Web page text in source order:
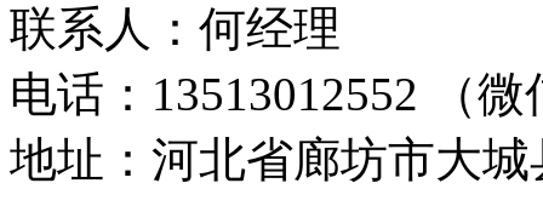
联系人：何经理
电话：13513012552 （
地址：河北省廊坊市大